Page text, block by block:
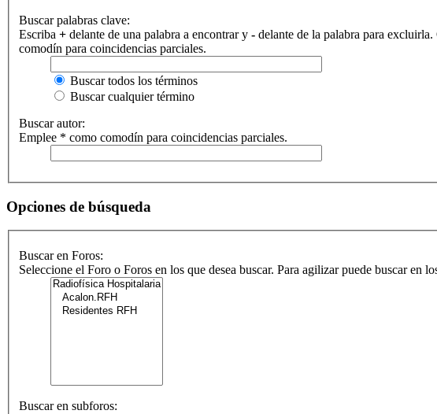
Buscar palabras clave:
Escriba + delante de una palabra a encontrar y - delante de la palabra para
comodín para coincidencias parciales.
Buscar todos los términos
Buscar cualquier término
Buscar autor:
Emplee * como comodín para coincidencias parciales.
Opciones de búsqueda
Buscar en Foros:
Seleccione el Foro o Foros en los que desea buscar. Para agilizar puede buscar
Buscar en subforos: